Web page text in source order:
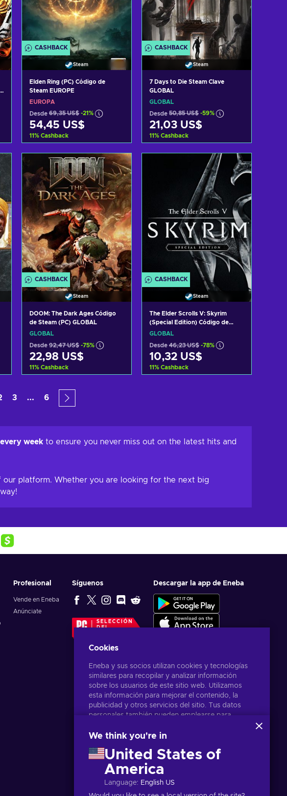
CASHBACK
Steam
Elden Ring (PC) Código de
Steam EUROPE
EUROPA
Desde 69,35 US$ -21%
54,45 US$
11% Cashback
Añadir al carrito
Ver ofertas
CASHBACK
Steam
7 Days to Die Steam Clave
GLOBAL
GLOBAL
Desde 50,85 US$ -59%
21,03 US$
11% Cashback
Añadir al carrito
Ver ofertas
CASHBACK
Steam
DOOM: The Dark Ages Código
de Steam (PC) GLOBAL
GLOBAL
Desde 92,47 US$ -75%
22,98 US$
11% Cashback
Añadir al carrito
Ver ofertas
CASHBACK
Steam
The Elder Scrolls V: Skyrim
(Special Edition) Código de
Steam GLOBAL
GLOBAL
Desde 46,23 US$ -78%
10,32 US$
11% Cashback
3 ... 6
week to ensure you never miss out on the latest hits and
our platform. Whether you are looking for the next big
Profesional
Vende en Eneba
Anúnciate
Síguenos
SELECCIÓN
DEL
Descargar la app de Eneba
Cookies
Eneba y sus socios utilizan cookies y tecnologías
similares para recopilar y analizar información
sobre los usuarios de este sitio web. Utilizamos
esta información para mejorar el contenido, la
publicidad y otros servicios del sitio. Tus datos
personales también pueden emplearse para
Al hacer clic en «Aceptar todo», das tu
utilicen estas tecnologías. Puedes ajustar tu
consentimiento haciendo clic en «Personalizar»
. Para obtener más información sobre cómo
Google utiliza tus datos, consulta la
Privacidad de Google Business.
We think you're in
United States of
America
Language: English US